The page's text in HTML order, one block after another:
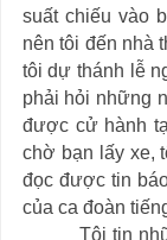
suất chiếu vào
nên tôi đến nhà
tôi dự thánh lễ
phải hỏi những
được cử hành
chờ bạn lấy xe,
đọc được tin
của ca đoàn
Tôi tin